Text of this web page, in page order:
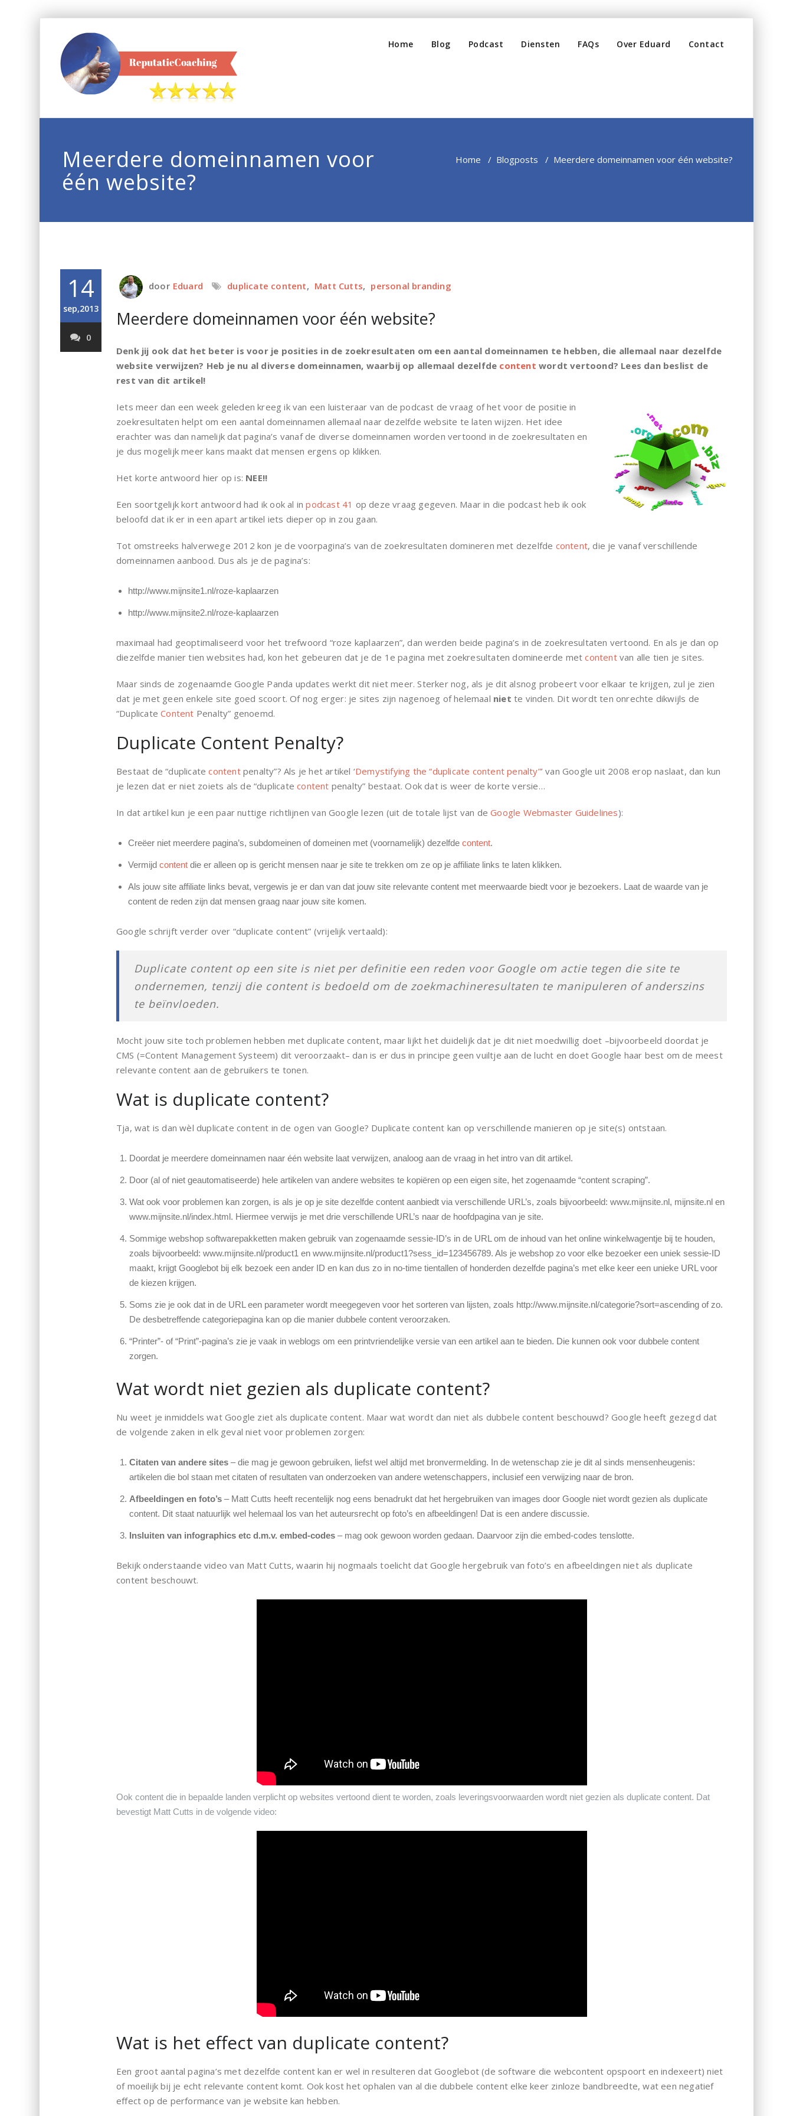
Home Blog Podcast Diensten FAQs Over Eduard Contact
Meerdere domeinnamen voor
één website?
Home / Blogposts / Meerdere domeinnamen voor één website?
14
sep,2013
0
door Eduard duplicate content, Matt Cutts, personal branding
Meerdere domeinnamen voor één website?
Denk jij ook dat het beter is voor je posities in de zoekresultaten om een aantal domeinnamen te hebben, die allemaal naar dezelfde
website verwijzen? Heb je nu al diverse domeinnamen, waarbij op allemaal dezelfde content wordt vertoond? Lees dan beslist de
rest van dit artikel!
Iets meer dan een week geleden kreeg ik van een luisteraar van de podcast de vraag of het voor de positie in
zoekresultaten helpt om een aantal domeinnamen allemaal naar dezelfde website te laten wijzen. Het idee
erachter was dan namelijk dat pagina’s vanaf de diverse domeinnamen worden vertoond in de zoekresultaten en
je dus mogelijk meer kans maakt dat mensen ergens op klikken.
Het korte antwoord hier op is: NEE!!
Een soortgelijk kort antwoord had ik ook al inpodcast 41 op deze vraag gegeven. Maar in die podcast heb ik ook
beloofd dat ik er in een apart artikel iets dieper op in zou gaan.
Tot omstreeks halverwege 2012 kon je de voorpagina’s van de zoekresultaten domineren met dezelfde content, die je vanaf verschillende
domeinnamen aanbood. Dus als je de pagina’s:
http://www.mijnsite1.nl/roze-kaplaarzen
http://www.mijnsite2.nl/roze-kaplaarzen
maximaal had geoptimaliseerd voor het trefwoord “roze kaplaarzen”, dan werden beide pagina’s in de zoekresultaten vertoond. En als je dan op
diezelfde manier tien websites had, kon het gebeuren dat je de 1e pagina met zoekresultaten domineerde metcontentvan alle tien je sites.
Maar sinds de zogenaamde Google Panda updates werkt dit niet meer. Sterker nog, als je dit alsnog probeert voor elkaar te krijgen, zul je zien
dat je met geen enkele site goed scoort. Of nog erger: je sites zijn nagenoeg of helemaal niet te vinden. Dit wordt ten onrechte dikwijls de
“DuplicateContent Penalty” genoemd.
Duplicate Content Penalty?
Bestaat de “duplicatecontentpenalty”? Als je het artikel ‘Demystifying the “duplicate content penalty”’ van Google uit 2008 erop naslaat, dan kun
je lezen dat er niet zoiets als de “duplicatecontent penalty” bestaat. Ook dat is weer de korte versie…
In dat artikel kun je een paar nuttige richtlijnen van Google lezen (uit de totale lijst van deGoogle Webmaster Guidelines):
Creëer niet meerdere pagina’s, subdomeinen of domeinen met (voornamelijk) dezelfde content.
Vermijd content die er alleen op is gericht mensen naar je site te trekken om ze op je affiliate links te laten klikken.
Als jouw site affiliate links bevat, vergewis je er dan van dat jouw site relevante content met meerwaarde biedt voor je bezoekers. Laat de waarde van je
content de reden zijn dat mensen graag naar jouw site komen.
Google schrijft verder over “duplicate content” (vrijelijk vertaald):
Duplicate content op een site is niet per definitie een reden voor Google om actie tegen die site te
ondernemen, tenzij die content is bedoeld om de zoekmachineresultaten te manipuleren of anderszins
te beïnvloeden.
Mocht jouw site toch problemen hebben met duplicate content, maar lijkt het duidelijk dat je dit niet moedwillig doet –bijvoorbeeld doordat je
CMS (=Content Management Systeem) dit veroorzaakt– dan is er dus in principe geen vuiltje aan de lucht en doet Google haar best om de meest
relevante content aan de gebruikers te tonen.
Wat is duplicate content?
Tja, wat is dan wèl duplicate content in de ogen van Google? Duplicate content kan op verschillende manieren op je site(s) ontstaan.
Doordat je meerdere domeinnamen naar één website laat verwijzen, analoog aan de vraag in het intro van dit artikel.
Door (al of niet geautomatiseerde) hele artikelen van andere websites te kopiëren op een eigen site, het zogenaamde “content scraping”.
Wat ook voor problemen kan zorgen, is als je op je site dezelfde content aanbiedt via verschillende URL’s, zoals bijvoorbeeld: www.mijnsite.nl, mijnsite.nl en
www.mijnsite.nl/index.html. Hiermee verwijs je met drie verschillende URL’s naar de hoofdpagina van je site.
Sommige webshop softwarepakketten maken gebruik van zogenaamde sessie-ID’s in de URL om de inhoud van het online winkelwagentje bij te houden,
zoals bijvoorbeeld: www.mijnsite.nl/product1 en www.mijnsite.nl/product1?sess_id=123456789. Als je webshop zo voor elke bezoeker een uniek sessie-ID
maakt, krijgt Googlebot bij elk bezoek een ander ID en kan dus zo in no-time tientallen of honderden dezelfde pagina’s met elke keer een unieke URL voor
de kiezen krijgen.
Soms zie je ook dat in de URL een parameter wordt meegegeven voor het sorteren van lijsten, zoals http://www.mijnsite.nl/categorie?sort=ascending of zo.
De desbetreffende categoriepagina kan op die manier dubbele content veroorzaken.
“Printer”- of “Print”-pagina’s zie je vaak in weblogs om een printvriendelijke versie van een artikel aan te bieden. Die kunnen ook voor dubbele content
zorgen.
Wat wordt niet gezien als duplicate content?
Nu weet je inmiddels wat Google ziet als duplicate content. Maar wat wordt dan niet als dubbele content beschouwd? Google heeft gezegd dat
de volgende zaken in elk geval niet voor problemen zorgen:
Citaten van andere sites – die mag je gewoon gebruiken, liefst wel altijd met bronvermelding. In de wetenschap zie je dit al sinds mensenheugenis:
artikelen die bol staan met citaten of resultaten van onderzoeken van andere wetenschappers, inclusief een verwijzing naar de bron.
Afbeeldingen en foto’s – Matt Cutts heeft recentelijk nog eens benadrukt dat het hergebruiken van images door Google niet wordt gezien als duplicate
content. Dit staat natuurlijk wel helemaal los van het auteursrecht op foto’s en afbeeldingen! Dat is een andere discussie.
Insluiten van infographics etc d.m.v. embed-codes – mag ook gewoon worden gedaan. Daarvoor zijn die embed-codes tenslotte.
Bekijk onderstaande video van Matt Cutts, waarin hij nogmaals toelicht dat Google hergebruik van foto’s en afbeeldingen niet als duplicate
content beschouwt.
Ook content die in bepaalde landen verplicht op websites vertoond dient te worden, zoals leveringsvoorwaarden wordt niet gezien als duplicate content. Dat
bevestigt Matt Cutts in de volgende video:
Wat is het effect van duplicate content?
Een groot aantal pagina’s met dezelfde content kan er wel in resulteren dat Googlebot (de software die webcontent opspoort en indexeert) niet
of moeilijk bij je echt relevante content komt. Ook kost het ophalen van al die dubbele content elke keer zinloze bandbreedte, wat een negatief
effect op de performance van je website kan hebben.